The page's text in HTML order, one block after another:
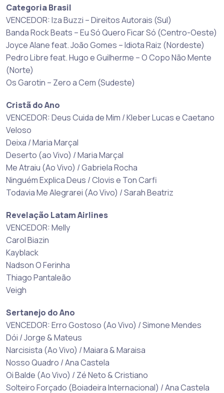
Categoria Brasil
VENCEDOR: Iza Buzzi – Direitos Autorais (Sul)
Banda Rock Beats – Eu Só Quero Ficar Só (Centro-Oeste)
Joyce Alane feat. João Gomes – Idiota Raiz (Nordeste)
Pedro Libre feat. Hugo e Guilherme – O Copo Não Mente
(Norte)
Os Garotin – Zero a Cem (Sudeste)
Cristã do Ano
VENCEDOR: Deus Cuida de Mim / Kleber Lucas e Caetano
Veloso
Deixa / Maria Marçal
Deserto (ao Vivo) / Maria Marçal
Me Atraiu (Ao Vivo) / Gabriela Rocha
Ninguém Explica Deus / Clovis e Ton Carfi
Todavia Me Alegrarei (Ao Vivo) / Sarah Beatriz
Revelação Latam Airlines
VENCEDOR: Melly
Carol Biazin
Kayblack
Nadson O Ferinha
Thiago Pantaleão
Veigh
Sertanejo do Ano
VENCEDOR: Erro Gostoso (Ao Vivo) / Simone Mendes
Dói / Jorge & Mateus
Narcisista (Ao Vivo) / Maiara & Maraisa
Nosso Quadro / Ana Castela
Oi Balde (Ao Vivo) / Zé Neto & Cristiano
Solteiro Forçado (Boiadeira Internacional) / Ana Castela